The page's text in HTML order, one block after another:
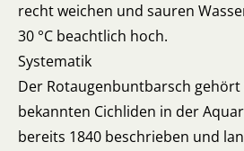
recht weichen und sauren
30 °C beachtlich hoch.
Systematik
Der Rotaugenbuntbarsch
bekannten Cichliden in der
bereits 1840 beschrieben und